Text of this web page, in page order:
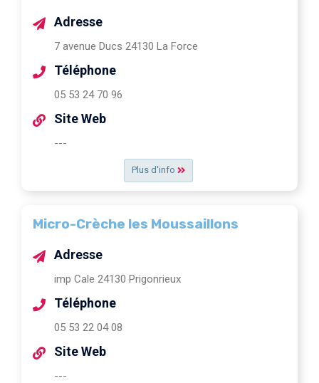
Plus d'info
Adresse
7 avenue Ducs 24130 La Force
Téléphone
05 53 24 70 96
Site Web
---
Micro-Crèche les Moussaillons
Adresse
imp Cale 24130 Prigonrieux
Téléphone
05 53 22 04 08
Site Web
---